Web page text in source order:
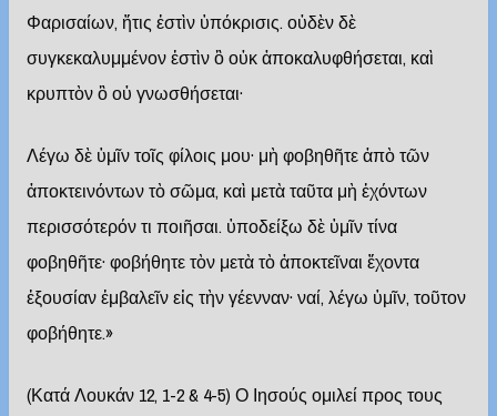
Φαρισαίων, ἥτις ἐστὶν ὑπόκρισις. οὐδὲν δὲ
συγκεκαλυμμένον ἐστὶν ὃ οὐκ ἀποκαλυφθήσεται, καὶ
κρυπτὸν ὃ οὐ γνωσθήσεται·
Λέγω δὲ ὑμῖν τοῖς φίλοις μου· μὴ φοβηθῆτε ἀπὸ τῶν
ἀποκτεινόντων τὸ σῶμα, καὶ μετὰ ταῦτα μὴ ἐχόντων
περισσότερόν τι ποιῆσαι. ὑποδείξω δὲ ὑμῖν τίνα
φοβηθῆτε· φοβήθητε τὸν μετὰ τὸ ἀποκτεῖναι ἔχοντα
ἐξουσίαν ἐμβαλεῖν εἰς τὴν γέενναν· ναί, λέγω ὑμῖν, τοῦτον
φοβήθητε.»
(Κατά Λουκάν 12, 1-2 & 4-5) Ο Ιησούς ομιλεί προς τους